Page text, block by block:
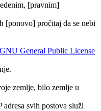
[pravnim]
[ponovo] pročitaj da se nebi
GNU General Public License
zemlje, bilo zemlje u
svih postova služi